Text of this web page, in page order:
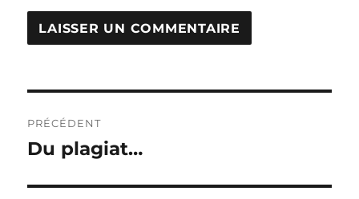
de
PRÉCÉDENT
Publication
Du plagiat…